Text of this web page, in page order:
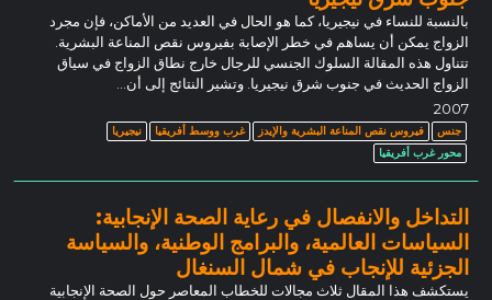
بالنسبة للنساء في نيجيريا، كما هو الحال في العديد من الأماكن، فإن مجرد
الزواج يمكن أن يساهم في خطر الإصابة بفيروس نقص المناعة البشرية.
تتناول هذه المقالة السلوك الجنسي للرجال خارج نطاق الزواج في سياق
الزواج الحديث في جنوب شرق نيجيريا. وتشير النتائج إلى أن…
2007
جنس فيروس نقص المناعة البشرية والإيدز غرب ووسط أفريقيا
نيجيريا
محور غرب أفريقيا
التداخل والانفصال في رعاية الصحة الإنجابية:
السياسات العالمية، والبرامج الوطنية، والسياسة
الجزئية للإنجاب في شمال السنغال
يستكشف هذا المقال ثلاث مجالات للخطاب المعاصر حول الصحة الإنجابية